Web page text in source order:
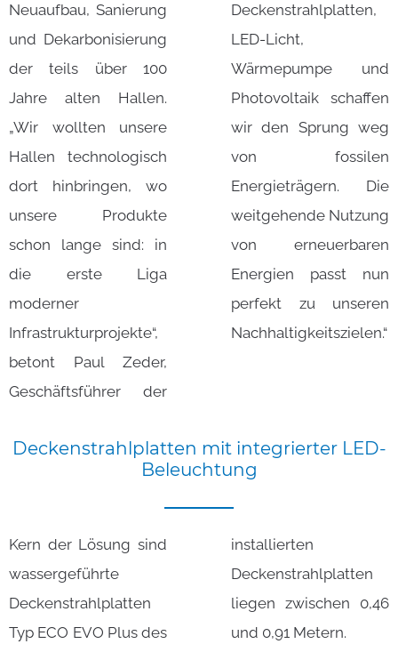
Neuaufbau, Sanierung
und Dekarbonisierung
der teils über 100
Jahre alten Hallen.
„Wir wollten unsere
Hallen technologisch
dort hinbringen, wo
unsere Produkte
schon lange sind: in
die erste Liga
moderner
Infrastrukturprojekte“,
betont Paul Zeder,
Geschäftsführer der
Deckenstrahlplatten,
LED-Licht,
Wärmepumpe und
Photovoltaik schaffen
wir den Sprung weg
von fossilen
Energieträgern. Die
weitgehende Nutzung
von erneuerbaren
Energien passt nun
perfekt zu unseren
Nachhaltigkeitszielen.“
Deckenstrahlplatten mit integrierter LED-
Beleuchtung
Kern der Lösung sind
wassergeführte
Deckenstrahlplatten
Typ ECO EVO Plus des
installierten
Deckenstrahlplatten
liegen zwischen 0,46
und 0,91 Metern.